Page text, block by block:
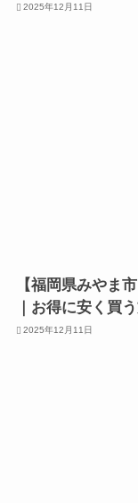
2025年12月11日
【福岡県みやま
｜お得に安く買
2025年12月11日